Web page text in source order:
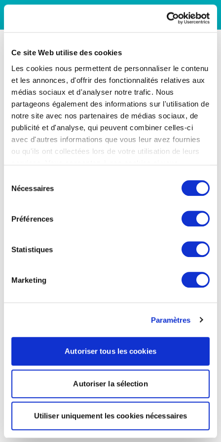
Ce site Web utilise des cookies
Les cookies nous permettent de personnaliser le contenu
et les annonces, d'offrir des fonctionnalités relatives aux
médias sociaux et d'analyser notre trafic. Nous
partageons également des informations sur l'utilisation de
notre site avec nos partenaires de médias sociaux, de
publicité et d'analyse, qui peuvent combiner celles-ci
avec d'autres informations que vous leur avez fournies
ou qu'ils ont collectées lors de votre utilisation de leurs
Nécessaires
Préférences
Statistiques
Marketing
Paramètres
Autoriser tous les cookies
Autoriser la sélection
Utiliser uniquement les cookies nécessaires